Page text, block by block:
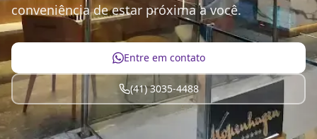
conveniência de estar próxima a você.
Entre em contato
(41) 3035-4488